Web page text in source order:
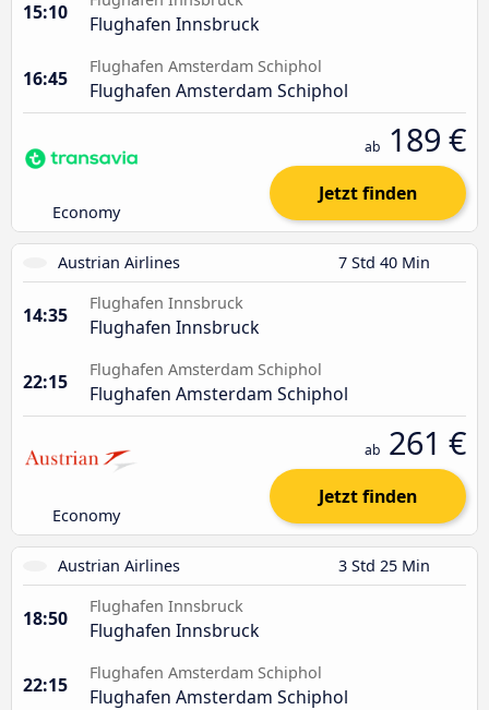
15:10 Flughafen Innsbruck
16:45
Flughafen Amsterdam Schiphol
Flughafen Amsterdam Schiphol
Economy
ab 189 €
Jetzt finden
Austrian Airlines 7 Std 40 Min
14:35
Flughafen Innsbruck
Flughafen Innsbruck
22:15
Flughafen Amsterdam Schiphol
Flughafen Amsterdam Schiphol
Economy
ab 261 €
Jetzt finden
Austrian Airlines 3 Std 25 Min
18:50
Flughafen Innsbruck
Flughafen Innsbruck
22:15
Flughafen Amsterdam Schiphol
Flughafen Amsterdam Schiphol